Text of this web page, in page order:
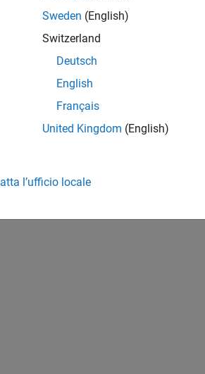
Sweden (English)
Switzerland
Deutsch
English
Français
United Kingdom (English)
l’ufficio locale